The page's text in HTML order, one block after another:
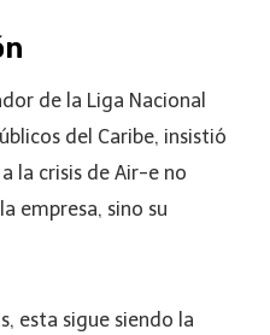
de la Liga Nacional
del Caribe, insistió
la crisis de Air-e no
empresa, sino su
esta sigue siendo la